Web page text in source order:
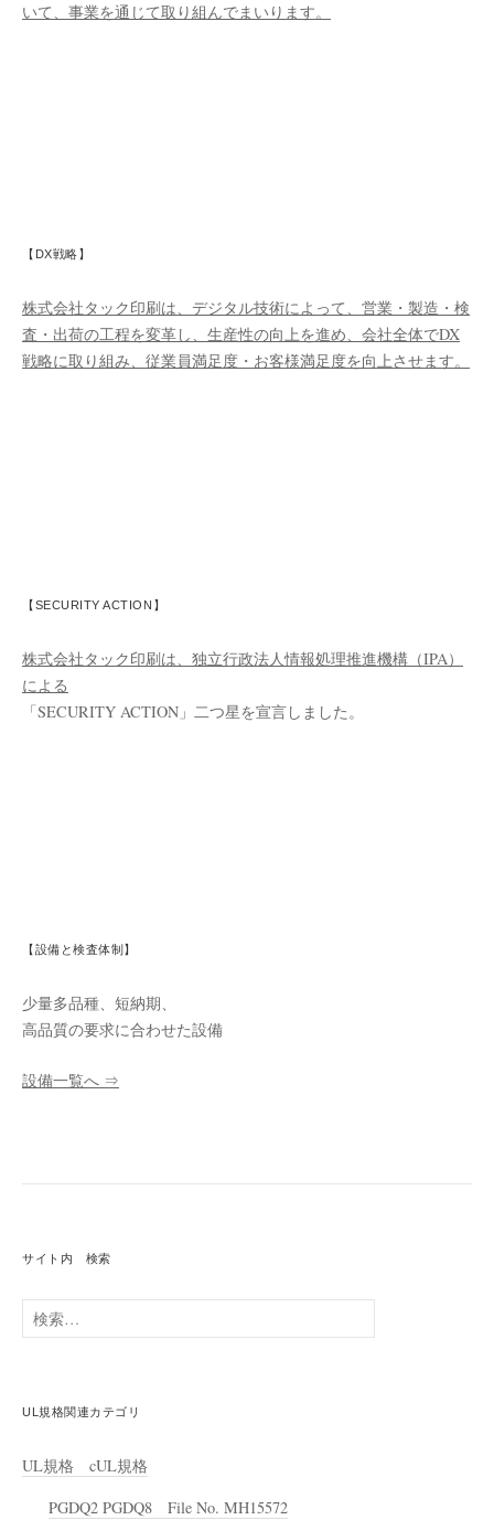
いて、事業を通じて取り組んでまいります。
【DX戦略】
株式会社タック印刷は、デジタル技術によって、営業・製造・検
査・出荷の工程を変革し、生産性の向上を進め、会社全体でDX
戦略に取り組み、従業員満足度・お客様満足度を向上させます。
【SECURITY ACTION】
株式会社タック印刷は、独立行政法人情報処理推進機構（IPA）
による
「SECURITY ACTION」二つ星を宣言しました。
【設備と検査体制】
少量多品種、短納期、
高品質の要求に合わせた設備
設備一覧へ ⇒
サイト内 検索
検
索:
UL規格関連カテゴリ
UL規格 cUL規格
PGDQ2 PGDQ8 File No. MH15572